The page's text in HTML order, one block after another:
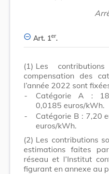
Art. 1er.
(1) Les
compensation des
l’année 2022 sont
-
Catégorie A :
0,0185 euros/kWh.
-
Catégorie B : 7,20
euros/kWh.
(2) Les contributions
estimations faites
réseau et l’Institut
figurant en annexe au